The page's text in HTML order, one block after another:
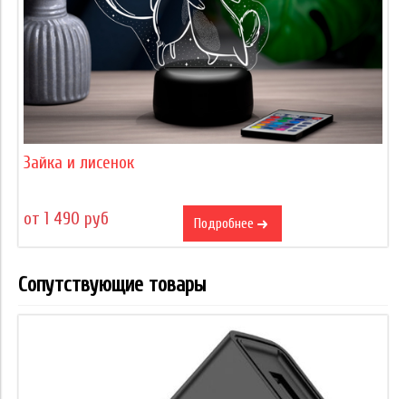
Зайка и лисенок
от 1 490 руб Подробнее
Сопутствующие товары